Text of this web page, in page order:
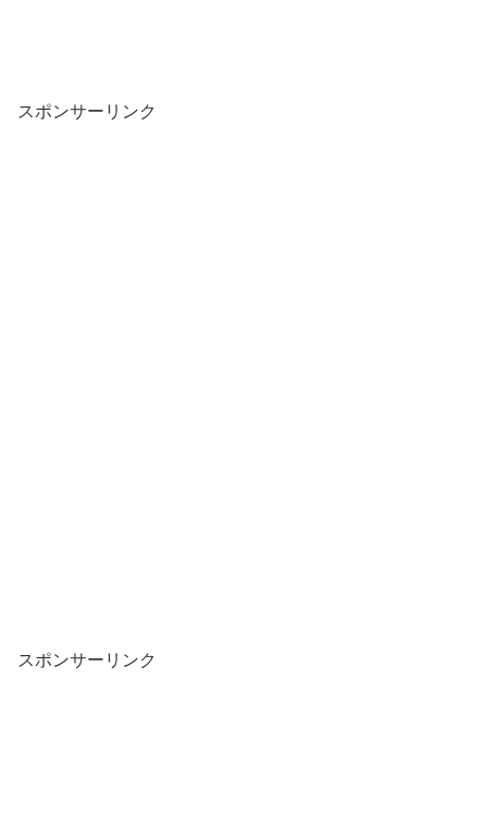
スポンサーリンク
スポンサーリンク